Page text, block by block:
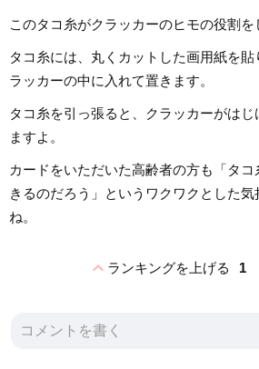
このタコ糸がクラッカーのヒモの役割を
タコ糸には、丸くカットした画用紙を
ラッカーの中に入れて置きます。
タコ糸を引っ張ると、クラッカーがはじ
ますよ。
カードをいただいた高齢者の方も「タ
きるのだろう」というワクワクとした
ね。
expand_lessランキングを上げる 1